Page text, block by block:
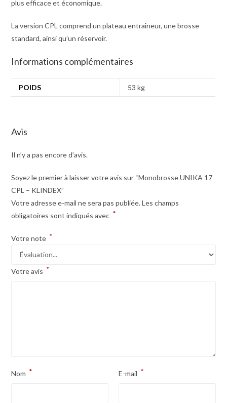
plus efficace et économique.
La version CPL comprend un plateau entraîneur, une brosse
standard, ainsi qu’un réservoir.
Informations complémentaires
POIDS 53 kg
Avis
Il n’y a pas encore d’avis.
Soyez le premier à laisser votre avis sur “Monobrosse UNIKA 17
CPL – KLINDEX”
Votre adresse e-mail ne sera pas publiée. Les champs
obligatoires sont indiqués avec *
Votre note *
Votre avis *
Nom * E-mail *